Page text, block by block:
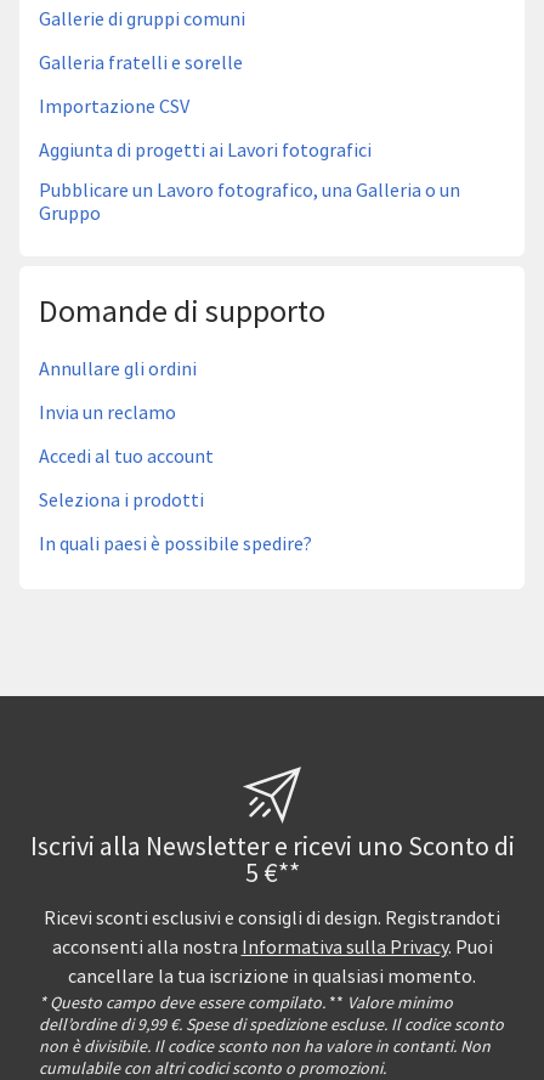
Gallerie di gruppi comuni
Galleria fratelli e sorelle
Importazione CSV
Aggiunta di progetti ai Lavori fotografici
Pubblicare un Lavoro fotografico, una Galleria o un
Gruppo
Domande di supporto
Annullare gli ordini
Invia un reclamo
Accedi al tuo account
Seleziona i prodotti
In quali paesi è possibile spedire?
Iscrivi alla Newsletter e ricevi uno Sconto di
5 €**
Ricevi sconti esclusivi e consigli di design. Registrandoti
acconsenti alla nostra Informativa sulla Privacy. Puoi
cancellare la tua iscrizione in qualsiasi momento.
* Questo campo deve essere compilato. ** Valore minimo
dell’ordine di 9,99 €. Spese di spedizione escluse. Il codice sconto
non è divisibile. Il codice sconto non ha valore in contanti. Non
cumulabile con altri codici sconto o promozioni.